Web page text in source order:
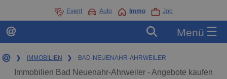
Event Auto Immo Job
Menü ☰
❯ IMMOBILIEN ❯ BAD-NEUENAHR-AHRWEILER
Immobilien Bad Neuenahr-Ahrweiler - Angebote kaufen